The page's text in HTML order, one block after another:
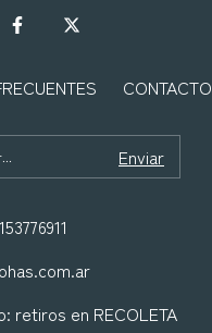
CONTACTO
retiros en RECOLETA